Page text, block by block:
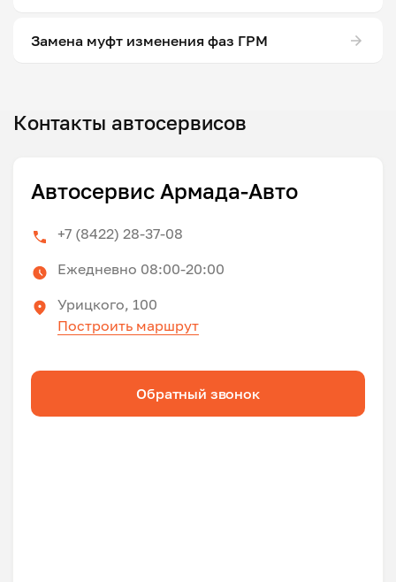
Замена муфт изменения фаз ГРМ
Контакты автосервисов
Автосервис Армада-Авто
+7 (8422) 28-37-08
Ежедневно 08:00-20:00
Урицкого, 100
Построить маршрут
Обратный звонок